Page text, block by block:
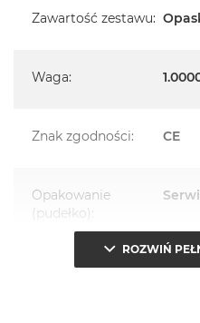
Zawartość zestawu:
Waga:
Znak zgodności: CE
Opakowanie
(pudełko):
ROZWIŃ